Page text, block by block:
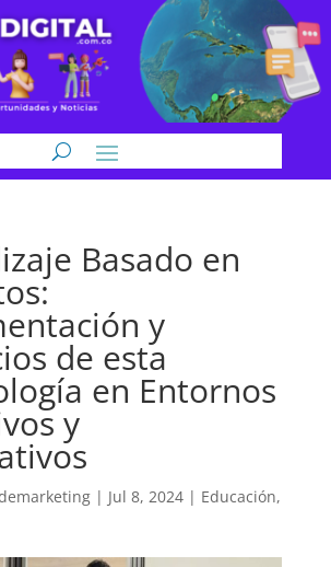
Basado en
y
de esta
en Entornos
y
| Jul 8, 2024| Educación,